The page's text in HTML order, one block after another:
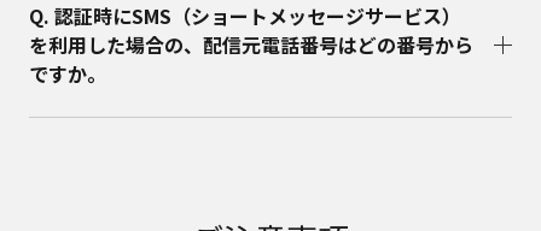
Q. 認証時にSMS（ショートメッセージサービス）
を利用した場合の、配信元電話番号はどの番号から
ですか。